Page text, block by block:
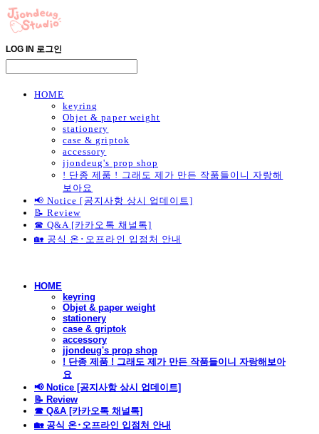
LOG IN 로그인
HOME
keyring
Objet & paper weight
stationery
case & griptok
accessory
jjondeug's prop shop
! 단종 제품 ! 그래도 제가 만든 작품들이니 자랑해
보아요
📢 Notice [공지사항 상시 업데이트]
📝 Review
☎ Q&A [카카오톡 채널톡]
🏡 공식 온･오프라인 입점처 안내
HOME
keyring
Objet & paper weight
stationery
case & griptok
accessory
jjondeug's prop shop
! 단종 제품 ! 그래도 제가 만든 작품들이니 자랑해보아
요
📢 Notice [공지사항 상시 업데이트]
📝 Review
☎ Q&A [카카오톡 채널톡]
🏡 공식 온･오프라인 입점처 안내